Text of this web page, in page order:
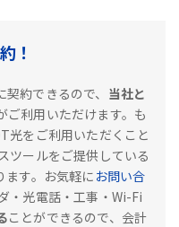
！
約できるので、 当社と
ご利用いただけます。も
光をご利用いただくこと
ツールをご提供している
ます。お気軽に お問い合
・光電話・工事・Wi-Fi
ことができるので、会計